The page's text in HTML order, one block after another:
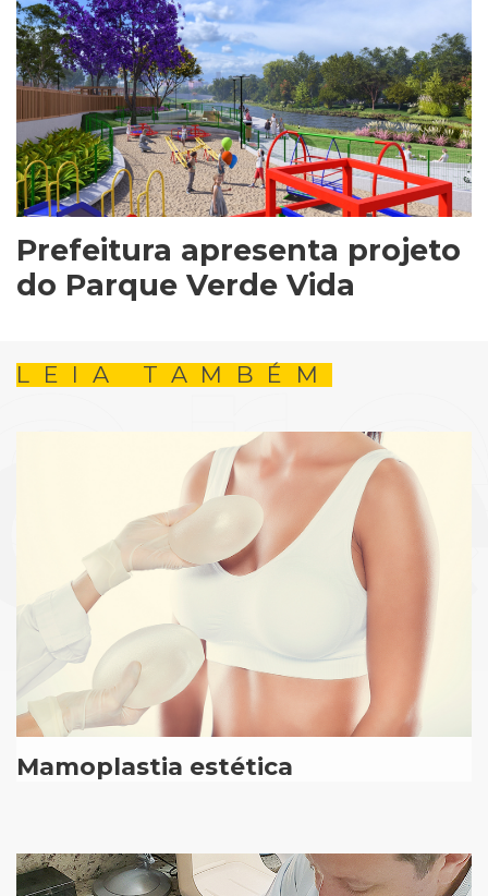
Prefeitura apresenta projeto
do Parque Verde Vida
LEIA TAMBÉM
Mamoplastia estética